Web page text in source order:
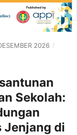
2026 /
Sekolah:
Jenjang di